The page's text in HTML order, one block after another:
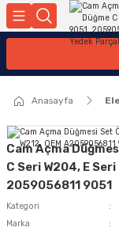
Yakıt Pompası, Yakıt
Kollar
Ön ArkaAnasayfa
Cam Açma
C Seri W204, E
2059056811 9051
Kategori
Marka